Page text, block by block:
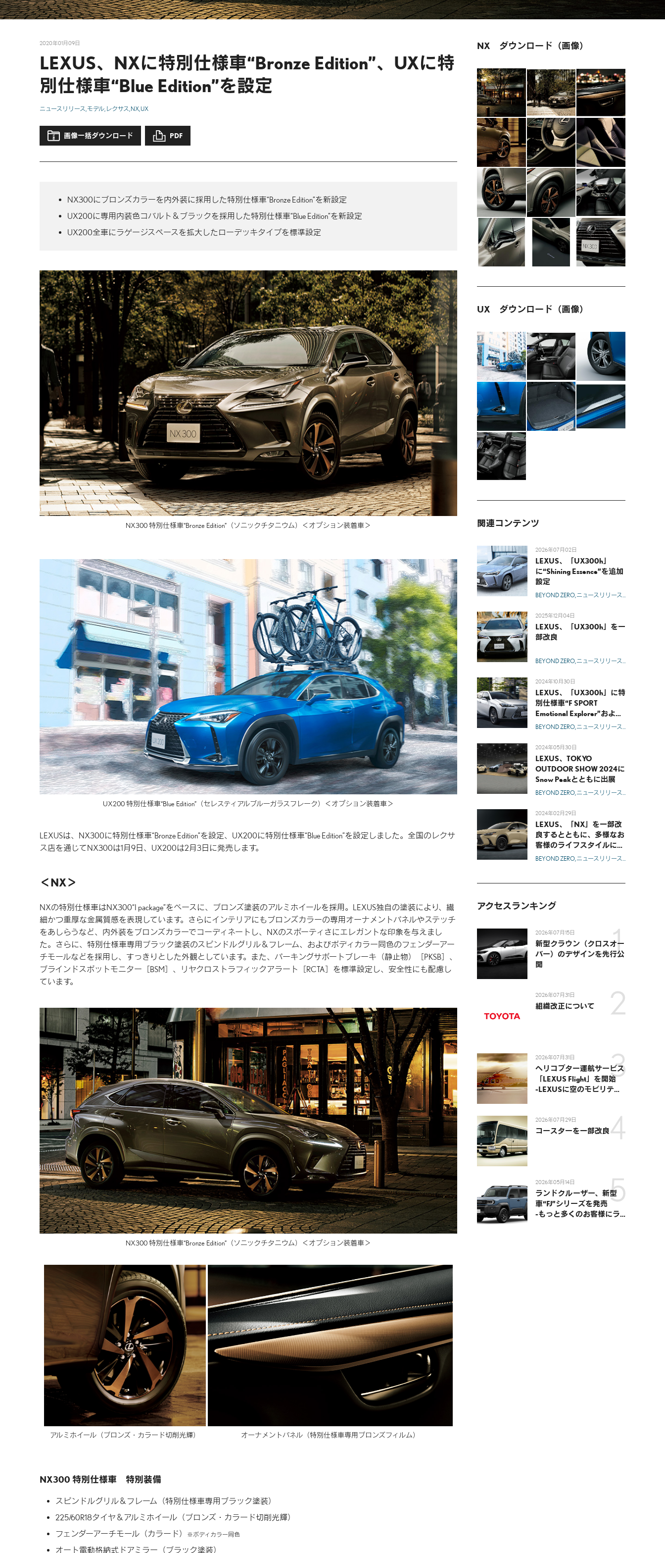
2020年01月09日
LEXUS、NXに特別仕様車“Bronze Edition”、UXに特
別仕様車“Blue Edition”を設定
ニュースリリース モデル レクサス NX UX
画像一括ダウンロード PDF
NX300にブロンズカラーを内外装に採用した特別仕様車“Bronze Edition”を新設定
UX200に専用内装色コバルト＆ブラックを採用した特別仕様車“Blue Edition”を新設定
UX200全車にラゲージスペースを拡大したローデッキタイプを標準設定
NX300 特別仕様車“Bronze Edition” （ソニックチタニウム） ＜オプション装着車＞
UX200 特別仕様車“Blue Edition” （セレスティアルブルーガラスフレーク） ＜オプション装着車＞
LEXUSは、NX300に特別仕様車“Bronze Edition”を設定、UX200に特別仕様車“Blue Edition”を設定しました。全国のレクサ
ス店を通じてNX300は1月9日、UX200は2月3日に発売します。
NX
NXの特別仕様車はNX300“I package”をベースに、ブロンズ塗装のアルミホイールを採用。LEXUS独自の塗装により、繊
細かつ重厚な金属質感を表現しています。さらにインテリアにもブロンズカラーの専用オーナメントパネルやステッチ
をあしらうなど、内外装をブロンズカラーでコーディネートし、NXのスポーティさにエレガントな印象を与えまし
た。さらに、特別仕様車専用ブラック塗装のスピンドルグリル＆フレーム、およびボディカラー同色のフェンダーアー
チモールなどを採用し、すっきりとした外観としています。また、パーキングサポートブレーキ（静止物）［PKSB］、
ブラインドスポットモニター［BSM］、リヤクロストラフィックアラート［RCTA］を標準設定し、安全性にも配慮し
ています。
NX300 特別仕様車“Bronze Edition” （ソニックチタニウム） ＜オプション装着車＞
アルミホイール（ブロンズ・カラード切削光輝） オーナメントパネル（特別仕様車専用ブロンズフィルム）
NX300 特別仕様車 特別装備
スピンドルグリル＆フレーム （特別仕様車専用ブラック塗装）
225/60R18タイヤ＆アルミホイール （ブロンズ・カラード切削光輝）
フェンダーアーチモール（カラード）
ボディカラー同色
オート電動格納式ドアミラー （ブラック塗装）
NX ダウンロード（画像）
UX ダウンロード（画像）
関連コンテンツ
2026年07月02日
LEXUS、「UX300h」
に“Shining Essence”を追加
設定
BEYOND ZERO ニュースリリース モデル
2025年12月04日
LEXUS、「UX300h」を一
部改良
BEYOND ZERO ニュースリリース モデル
2024年10月30日
LEXUS、「UX300h」に特
別仕様車“F SPORT
Emotional Explorer”およ
び“Graceful Explorer”を設
BEYOND ZERO ニュースリリース モデル
2024年05月30日
LEXUS、TOKYO
OUTDOOR SHOW 2024に
Snow Peakとともに出展
BEYOND ZERO ニュースリリース モデル
2024年02月29日
LEXUS、「NX」を一部改
良するとともに、多様なお
客様のライフスタイルに寄
り添うラインアップを拡充
BEYOND ZERO ニュースリリース モデル
アクセスランキング
2026年07月15日
新型クラウン（クロスオー
バー）のデザインを先行公
開
2026年07月31日
組織改正について
2026年07月31日
ヘリコプター運航サービス
「LEXUS Flight」を開始
-LEXUSに空のモビリティ
2026年07月29日
コースターを一部改良
2026年05月14日
ランドクルーザー、新型
車“FJ”シリーズを発売
-もっと多くのお客様にラ